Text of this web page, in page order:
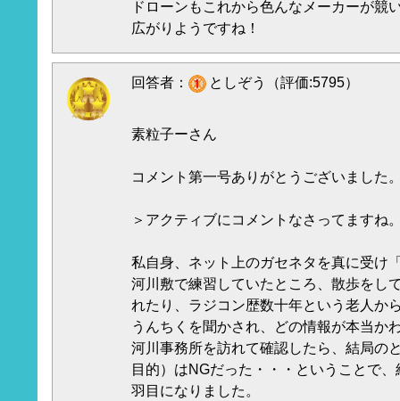
ドローンもこれから色んなメーカーが競
広がりようですね！
回答者： としぞう（評価:5795）
素粒子ーさん
コメント第一号ありがとうございました
＞アクティブにコメントなさってますね
私自身、ネット上のガセネタを真に受け
河川敷で練習していたところ、散歩をし
れたり、ラジコン歴数十年という老人か
うんちくを聞かされ、どの情報が本当か
河川事務所を訪れて確認したら、結局の
目的）はNGだった・・・ということで
羽目になりました。